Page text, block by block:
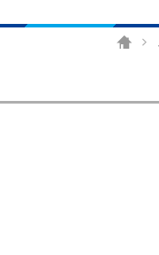
ホーム